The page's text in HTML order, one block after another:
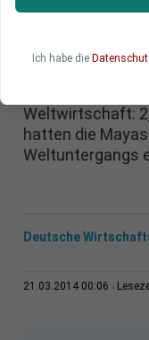
Ein gigantischer
bekannt gaben.
getroffen, wären
Weltwirtschaft:
hatten die
Weltuntergangs
Deutsche
21.03.2014 00:06
Ich habe die